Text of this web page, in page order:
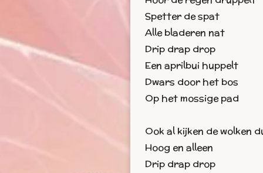
Spetter de spat
Alle bladeren nat
Drip drap drop
Een aprilbui huppelt
Dwars door het bos
Op het mossige pad
Ook al kijken de wolken
Hoog en alleen
Drip drap drop